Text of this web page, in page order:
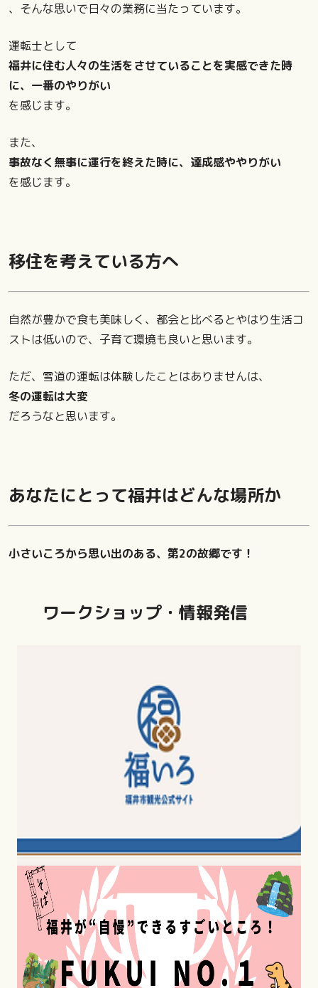
、そんな思いで日々の業務に当たっています。
運転士として
福井に住む人々の生活をさせていることを実感できた時
に、一番のやりがい
を感じます。
また、
事故なく無事に運行を終えた時に、達成感ややりがい
を感じます。
移住を考えている方へ
自然が豊かで食も美味しく、都会と比べるとやはり生活コ
ストは低いので、子育て環境も良いと思います。
ただ、雪道の運転は体験したことはありませんは、
冬の運転は大変
だろうなと思います。
あなたにとって福井はどんな場所か
小さいころから思い出のある、第2の故郷です！
ワークショップ・情報発信